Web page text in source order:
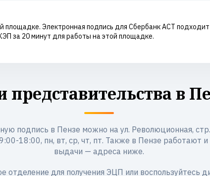
площадке. Электронная подпись для Сбербанк АСТ
за 20 минут для работы на этой площадке.
в
подпись в Пензе можно на ул. Революционная,
18:00, пн, вт, ср, чт, пт. Также в Пензе работают
выдачи — адреса ниже.
отделение для получения ЭЦП или воспользуйтесь